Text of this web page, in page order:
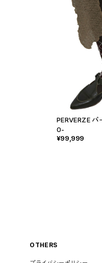
PERVERZE
0-
¥99,999
OTHERS